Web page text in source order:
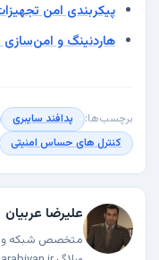
پیکربندی امن
هاردنینگ و
برچسب‌ها: پدافند سایبری
کنترل های حساس امنیتی
علیرضا عربیان
متخصص شبکه و